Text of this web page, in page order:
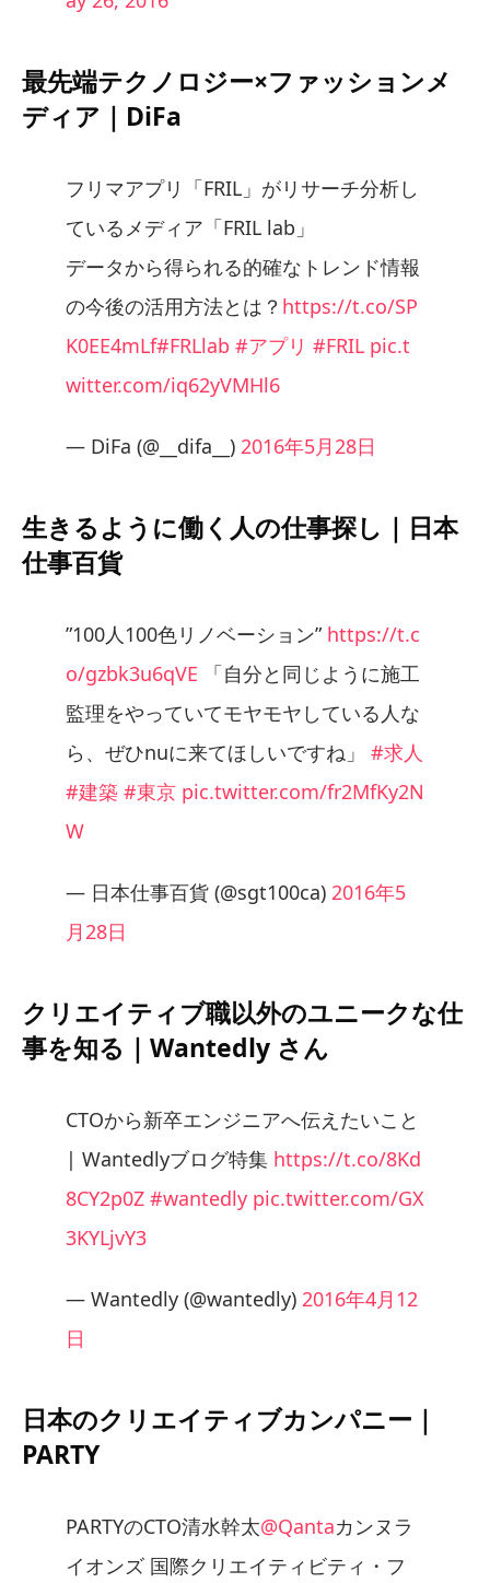
最先端テクノロジー×ファッションメ
ディア｜DiFa
フリマアプリ「FRIL」がリサーチ分析し
ているメディア「FRIL lab」
データから得られる的確なトレンド情報
の今後の活用方法とは？ https://t.co/SP
K0EE4mLf#FRLlab #アプリ #FRIL pic.t
witter.com/iq62yVMHl6
— DiFa (@__difa__) 2016年5月28日
生きるように働く人の仕事探し｜日本
仕事百貨
”100人100色リノベーション” https://t.c
o/gzbk3u6qVE 「自分と同じように施工
監理をやっていてモヤモヤしている人な
ら、ぜひnuに来てほしいですね」 #求人
#建築 #東京 pic.twitter.com/fr2MfKy2N
W
— 日本仕事百貨 (@sgt100ca) 2016年5
月28日
クリエイティブ職以外のユニークな仕
事を知る｜Wantedly さん
CTOから新卒エンジニアへ伝えたいこと
| Wantedlyブログ特集 https://t.co/8Kd
8CY2p0Z #wantedly pic.twitter.com/GX
3KYLjvY3
— Wantedly (@wantedly) 2016年4月12
日
日本のクリエイティブカンパニー｜
PARTY
PARTYのCTO清水幹太@Qantaカンヌラ
イオンズ 国際クリエイティビティ・フ